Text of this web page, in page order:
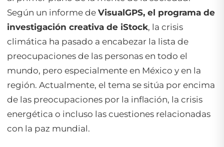
Según un informe de VisualGPS, el programa de
investigación creativa de iStock, la crisis
climática ha pasado a encabezar la lista de
preocupaciones de las personas en todo el
mundo, pero especialmente en México y en la
región. Actualmente, el tema se sitúa por encima
de las preocupaciones por la inflación, la crisis
energética o incluso las cuestiones relacionadas
con la paz mundial.